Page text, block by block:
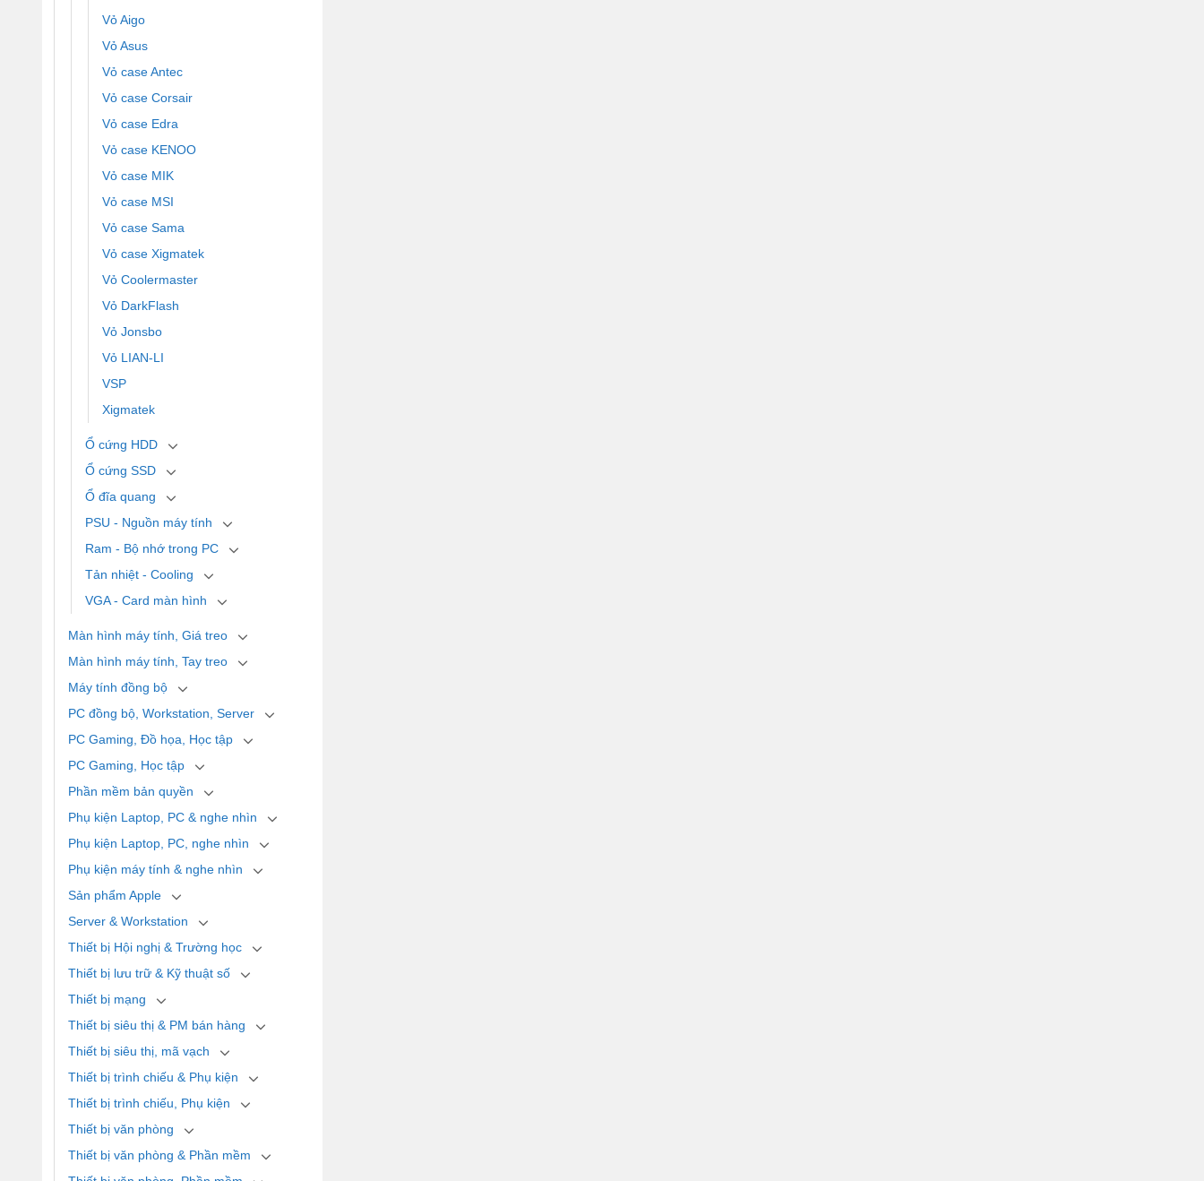
Vỏ Aigo
Vỏ Asus
Vỏ case Antec
Vỏ case Corsair
Vỏ case Edra
Vỏ case KENOO
Vỏ case MIK
Vỏ case MSI
Vỏ case Sama
Vỏ case Xigmatek
Vỏ Coolermaster
Vỏ DarkFlash
Vỏ Jonsbo
Vỏ LIAN-LI
VSP
Xigmatek
Ổ cứng HDD
Ổ cứng SSD
Ổ đĩa quang
PSU - Nguồn máy tính
Ram - Bộ nhớ trong PC
Tản nhiệt - Cooling
VGA - Card màn hình
Màn hình máy tính, Giá treo
Màn hình máy tính, Tay treo
Máy tính đồng bộ
PC đồng bộ, Workstation, Server
PC Gaming, Đồ họa, Học tập
PC Gaming, Học tập
Phần mềm bản quyền
Phụ kiện Laptop, PC & nghe nhìn
Phụ kiện Laptop, PC, nghe nhìn
Phụ kiện máy tính & nghe nhìn
Sản phẩm Apple
Server & Workstation
Thiết bị Hội nghị & Trường học
Thiết bị lưu trữ & Kỹ thuật số
Thiết bị mạng
Thiết bị siêu thị & PM bán hàng
Thiết bị siêu thị, mã vạch
Thiết bị trình chiếu & Phụ kiện
Thiết bị trình chiếu, Phụ kiện
Thiết bị văn phòng
Thiết bị văn phòng & Phần mềm